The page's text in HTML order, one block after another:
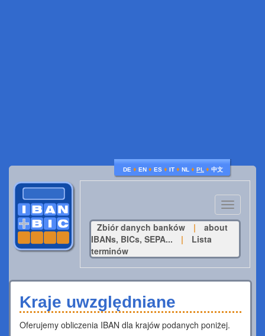
DE ♦ EN ♦ ES ♦ IT ♦ NL ♦ PL ♦ 中文
Toggle
navigation
Zbiór danych banków
|
about
IBANs, BICs, SEPA...
|
Lista
terminów
Kraje uwzględniane
Oferujemy obliczenia IBAN dla krajów podanych poniżej.